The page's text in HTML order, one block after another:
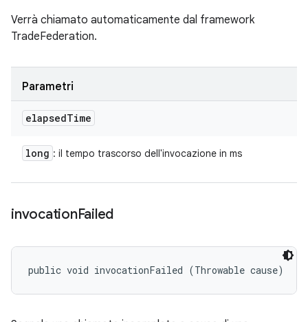
Verrà chiamato automaticamente dal framework
TradeFederation.
Parametri
elapsedTime
long : il tempo trascorso dell'invocazione in ms
invocationFailed
public void invocationFailed (Throwable cause)